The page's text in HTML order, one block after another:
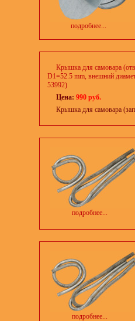
подробнее...
Крышка для самовара
D1=52.5 mm, внешний
53992)
Цена: 990 руб.
Крышка для самовара
подробнее...
подробнее...